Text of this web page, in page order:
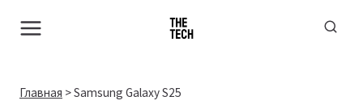
Главная >Samsung Galaxy S25